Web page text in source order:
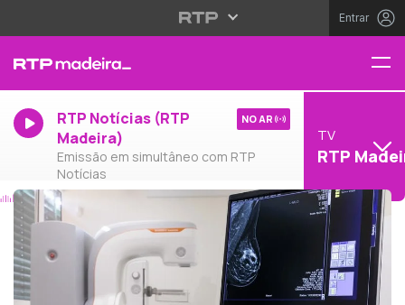
Entrar
RTP Notícias (RTP
Madeira)
Emissão em simultâneo com RTP
Notícias
NO AR
TV
RTP